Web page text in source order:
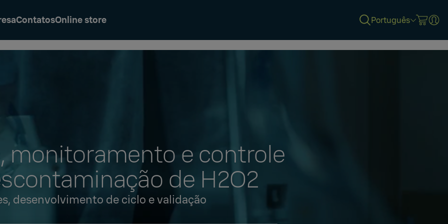
ContatosOnline store Português
monitoramento e controle
de H2O2
desenvolvimento de ciclo e validação